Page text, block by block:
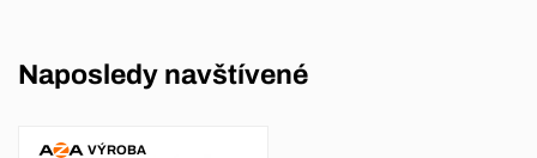
Naposledy navštívené
VÝROBA